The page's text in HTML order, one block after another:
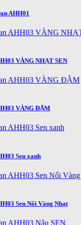
AHH01
VÀNG NHẠT SEN
VÀNG ĐẬM
Sen xanh
Sen Nổi Vàng Nhạt